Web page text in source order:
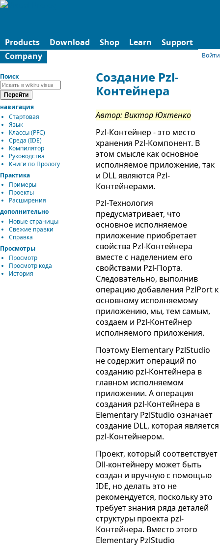
Products Download Shop Learn
Support
Company
Создание Pzl-
Контейнера
Автор: Виктор Юхтенко
Pzl-Контейнер - это место
хранения Pzl-Компонент. В
этом смысле как основное
исполняемое приложение, так
и DLL являются Pzl-
Контейнерами.
Pzl-Технология
предусматривает, что
основное исполняемое
приложение приобретает
свойства Pzl-Контейнера
вместе с наделением его
свойствами Pzl-Порта.
Следовательно, выполнив
операцию добавления PzlPort к
основному исполняемому
приложению, мы, тем самым,
создаем и Pzl-Контейнер
исполняемого приложения.
Поэтому Elementary PzlStudio
не содержит операций по
созданию pzl-Контейнера в
главном исполняемом
приложении. А операция
создания pzl-Контейнера в
Elementary PzlStudio означает
создание DLL, которая является
pzl-Контейнером.
Проект, который соответствует
Dll-контейнеру может быть
создан и вручную с помощью
IDE, но делать это не
рекомендуется, поскольку это
требует знания ряда деталей
структуры проекта pzl-
Контейнера. Вместо этого
Elementary PzlStudio
Поиск
навигация
Стартовая
Язык
Классы (PFC)
Среда (IDE)
Компилятор
Руководства
Книги по Прологу
Практика
Примеры
Проекты
Расширения
дополнительно
Новые страницы
Свежие правки
Справка
Войти
Просмотры
Просмотр
Просмотр кода
История